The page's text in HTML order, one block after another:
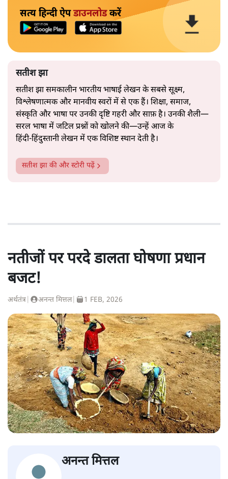
सत्य हिन्दी ऐपडाउनलोडकरें
सतीश झा
सतीश झा समकालीन भारतीय भाषाई लेखन के सबसे सूक्ष्म,
विश्लेषणात्मक और मानवीय स्वरों में से एक हैं। शिक्षा, समाज,
संस्कृति और भाषा पर उनकी दृष्टि गहरी और साफ़ है। उनकी शैली—
सरल भाषा में जटिल प्रश्नों को खोलने की—उन्हें आज के
हिंदी‑हिंदुस्तानी लेखन में एक विशिष्ट स्थान देती है।
सतीश झा की और स्टोरी पढ़ें
नतीजों पर परदे डालता घोषणा प्रधान
बजट!
अर्थतंत्र अनन्त मित्तल| 1 FEB, 2026
अनन्त मित्तल